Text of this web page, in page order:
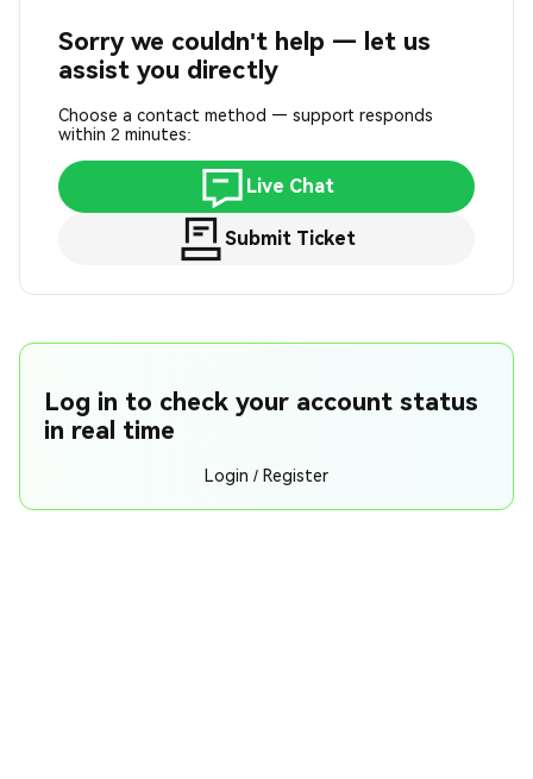
Sorry we couldn't help — let us
assist you directly
Choose a contact method — support responds
within 2 minutes:
Live Chat
Submit Ticket
Log in to check your account status
in real time
Login / Register